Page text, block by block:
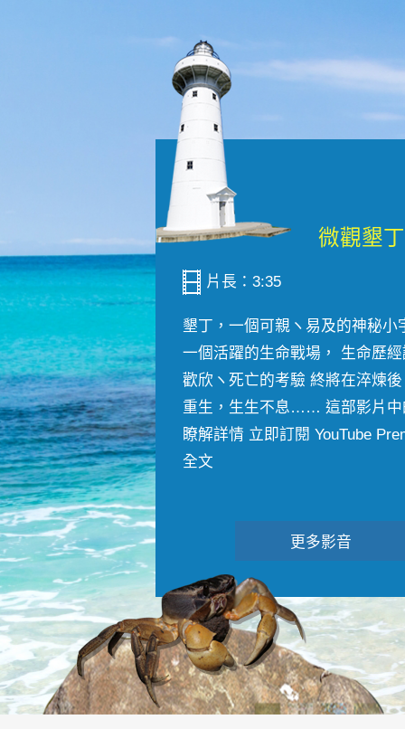
片長：3:35
墾丁，一個可親ヽ易及的神秘小
一個活躍的生命戰場， 生命歷
歡欣ヽ死亡的考驗 終將在淬煉
重生，生生不息…… 這部影片中
瞭解詳情 立即訂閱 YouTube
全文
更多影音